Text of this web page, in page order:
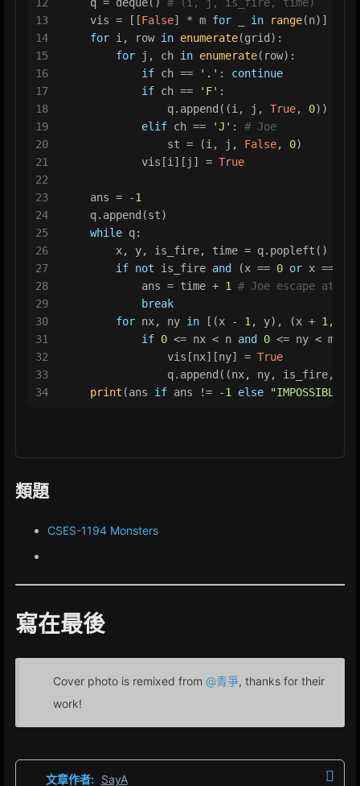
12
13
14
15
16
17
18
19
20
21
22
23
24
25
26
27
28
29
30
31
32
33
34
    q = deque()
# (i, j, is_fire, time)
    vis = [[
False] * m for in range(n)]
for i, row in enumerate(grid):
for j, ch in enumerate(row):
if ch == '.' : continue
if ch == 'F' :
                q.append((i, j,
True, 0))
elif ch == 'J' : # Joe
                st = (i, j,
False, 0)
            vis[i][j] =
True
    ans = -
1
    q.append(st)
while q:
        x, y, is_fire, time = q.popleft()
if not is_fire and (x == 0 or x == n
            ans = time +
1 # Joe escape at
break
for nx, ny in [(x - 1, y), (x + 1,
if 0 <= nx < n and 0 <= ny < m
                vis[nx][ny] =
True
q.append((nx, ny, is_fire,
print (ans if ans != -1 else "IMPOSSIBLE"
類題
CSES-1194 Monsters
寫在最後
Cover photo is remixed from @青爭, thanks for their
work!
文章作者: SayA